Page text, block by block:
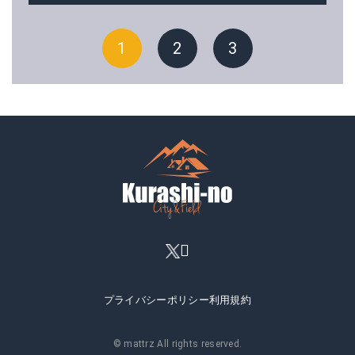
1 2 3
プライバシーポリシー利用規約
© mattrz All rights reserved.